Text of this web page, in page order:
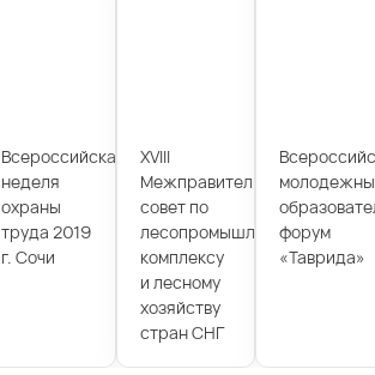
Всероссийская
неделя
охраны
труда 2019
г. Сочи
XVIII
Межправительственный
совет по
лесопромышленному
комплексу
и лесному
хозяйству
стран СНГ
форум
«Таврида»